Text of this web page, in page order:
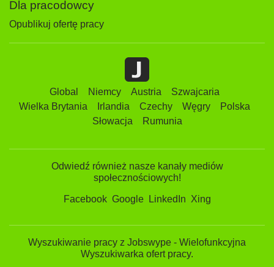
Dla pracodowcy
Opublikuj ofertę pracy
Global Niemcy Austria
Szwajcaria
Wielka Brytania
Irlandia Czechy Węgry
Polska
Słowacja
Rumunia
Odwiedź również nasze kanały mediów
społecznościowych!
Facebook Google LinkedIn Xing
Wyszukiwanie pracy z Jobswype - Wielofunkcyjna
Wyszukiwarka ofert pracy.